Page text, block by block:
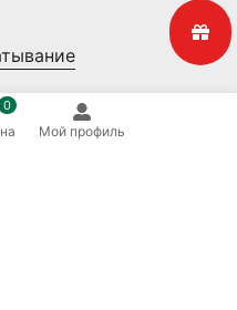
0
Мой профиль